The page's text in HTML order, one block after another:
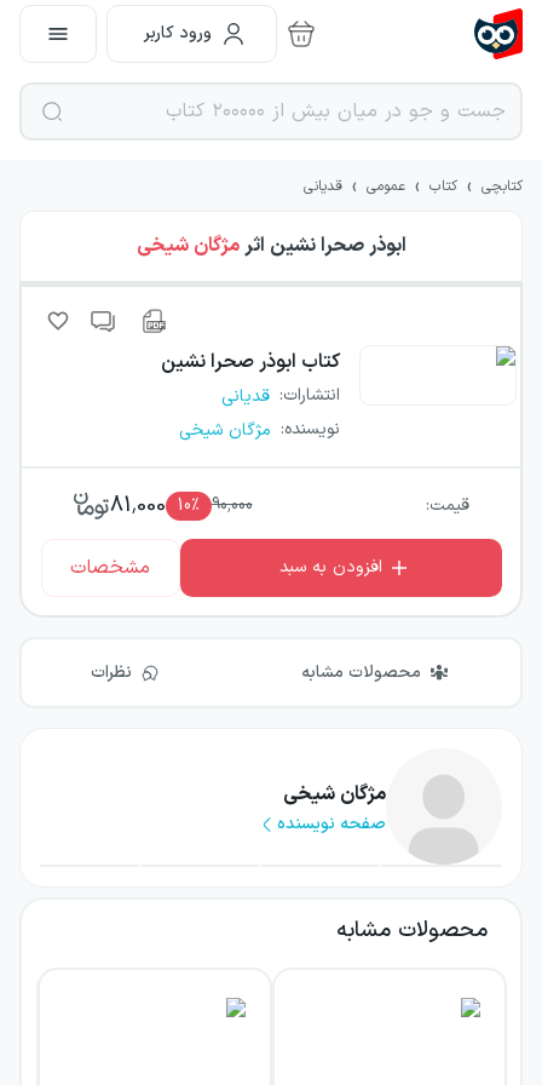
ورود کاربر
کتابچی › کتاب › عمومی › قدیانی
ابوذر صحرا نشین اثرمژگان شیخی
کتاب ابوذر صحرا نشین
انتشارات: قدیانی
نویسنده: مژگان شیخی
قیمت: 90,000
10٪ 81,000
افزودن به سبد مشخصات
محصولات مشابه نظرات
مژگان شیخی
صفحه نویسنده
محصولات مشابه